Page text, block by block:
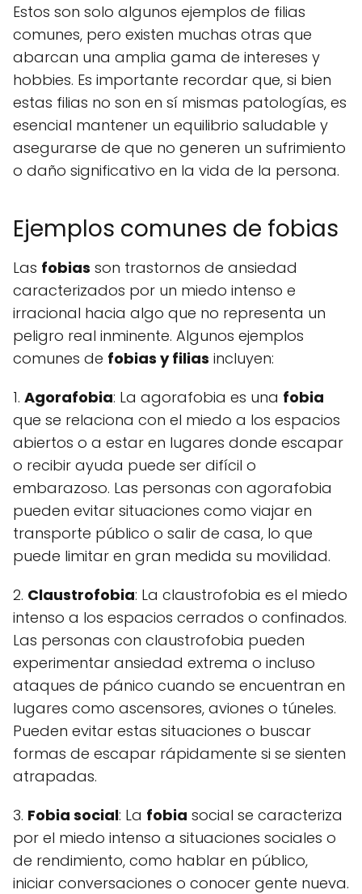
Estos son solo algunos ejemplos de filias
comunes, pero existen muchas otras que
abarcan una amplia gama de intereses y
hobbies. Es importante recordar que, si bien
estas filias no son en sí mismas patologías, es
esencial mantener un equilibrio saludable y
asegurarse de que no generen un sufrimiento
o daño significativo en la vida de la persona.
Ejemplos comunes de fobias
Las fobias son trastornos de ansiedad
caracterizados por un miedo intenso e
irracional hacia algo que no representa un
peligro real inminente. Algunos ejemplos
comunes de fobias y filias incluyen:
1. Agorafobia: La agorafobia es una fobia
que se relaciona con el miedo a los espacios
abiertos o a estar en lugares donde escapar
o recibir ayuda puede ser difícil o
embarazoso. Las personas con agorafobia
pueden evitar situaciones como viajar en
transporte público o salir de casa, lo que
puede limitar en gran medida su movilidad.
2. Claustrofobia: La claustrofobia es el miedo
intenso a los espacios cerrados o confinados.
Las personas con claustrofobia pueden
experimentar ansiedad extrema o incluso
ataques de pánico cuando se encuentran en
lugares como ascensores, aviones o túneles.
Pueden evitar estas situaciones o buscar
formas de escapar rápidamente si se sienten
atrapadas.
3. Fobia social: La fobia social se caracteriza
por el miedo intenso a situaciones sociales o
de rendimiento, como hablar en público,
iniciar conversaciones o conocer gente nueva.